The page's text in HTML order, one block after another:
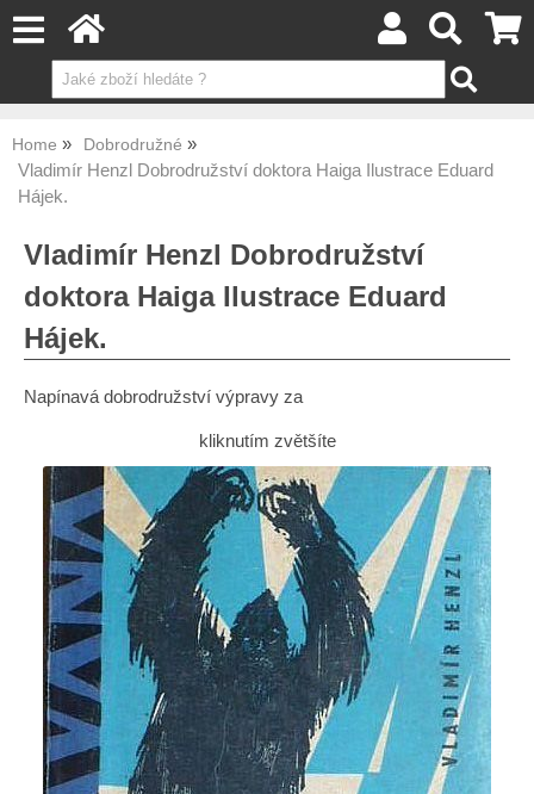
Home Dobrodružné
Vladimír Henzl Dobrodružství doktora Haiga Ilustrace Eduard
Hájek.
Vladimír Henzl Dobrodružství
doktora Haiga Ilustrace Eduard
Hájek.
Napínavá dobrodružství výpravy za
kliknutím zvětšíte